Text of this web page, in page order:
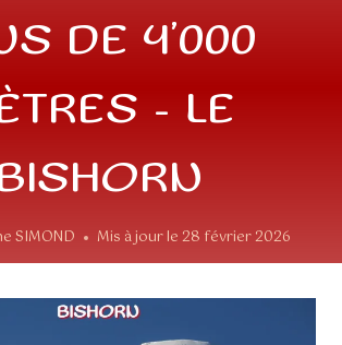
DE 4’000
– LE
SIMOND Mis à jour le28 février 2026